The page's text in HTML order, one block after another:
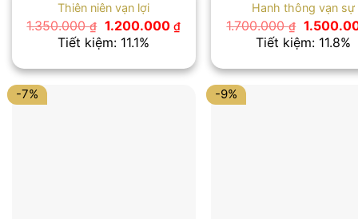
Thiên niên vạn lợi
1.350.000₫ Giá
gốc
là:
1.200.000₫Giá
là:
1.200.000 ₫.
Tiết kiệm: 11.1%
Hanh thông vạn sự
1.700.000₫ Giá
gốc
là:
Tiết kiệm: 11.8%
-7% -9%